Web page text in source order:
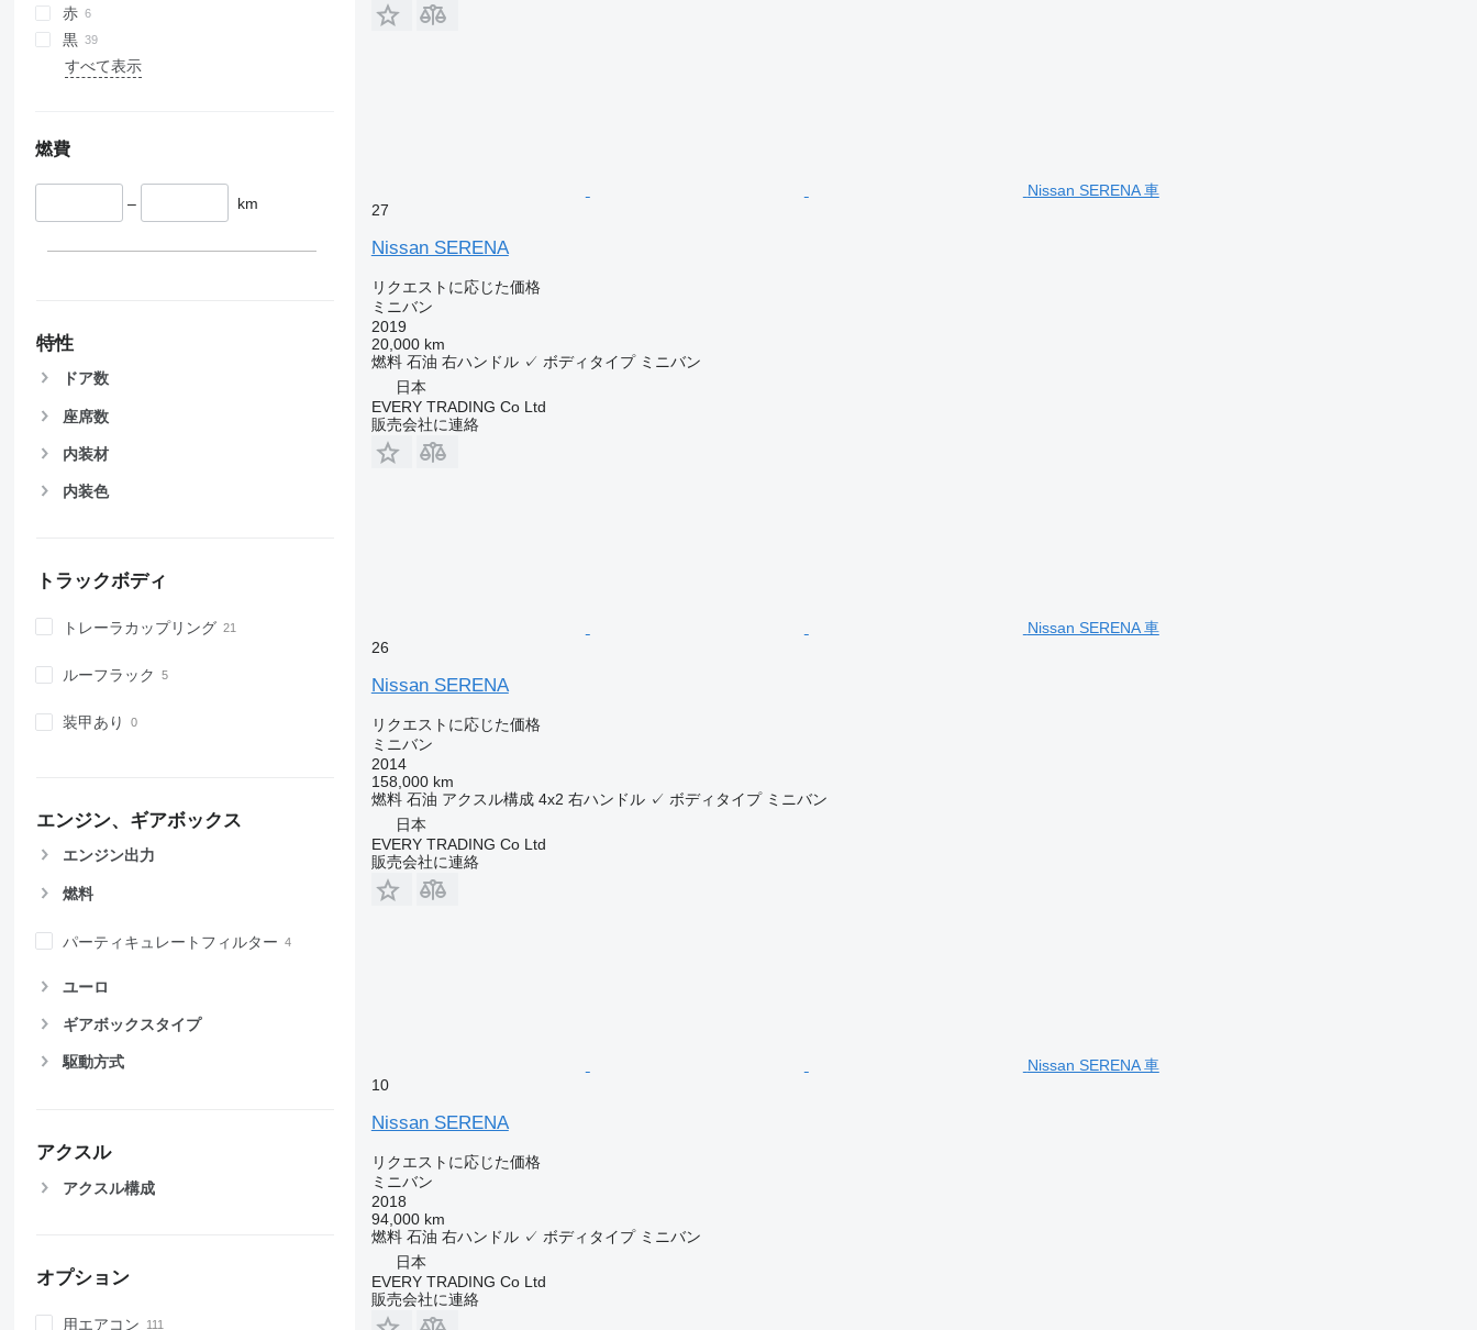
赤
黒
すべて表示
燃費
– km
特性
ドア数
座席数
内装材
内装色
トラックボディ
トレーラカップリング
ルーフラック
装甲あり
エンジン、ギアボックス
エンジン出力
燃料
パーティキュレートフィルター
ユーロ
ギアボックスタイプ
駆動方式
アクスル
アクスル構成
オプション
用エアコン
Nissan SERENA 車
27
Nissan SERENA
リクエストに応じた価格
ミニバン
2019
20,000 km
燃料 石油 右ハンドル ✓ ボディタイプ ミニバン
日本
EVERY TRADING Co Ltd
販売会社に連絡
Nissan SERENA 車
26
Nissan SERENA
リクエストに応じた価格
ミニバン
2014
158,000 km
燃料 石油 アクスル構成 4x2 右ハンドル ✓ ボディタイプ ミニバン
日本
EVERY TRADING Co Ltd
販売会社に連絡
Nissan SERENA 車
10
Nissan SERENA
リクエストに応じた価格
ミニバン
2018
94,000 km
燃料 石油 右ハンドル ✓ ボディタイプ ミニバン
日本
EVERY TRADING Co Ltd
販売会社に連絡